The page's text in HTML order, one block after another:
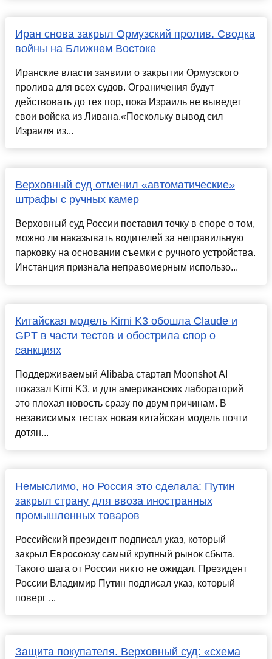
Иран снова закрыл Ормузский пролив. Сводка
войны на Ближнем Востоке
Иранские власти заявили о закрытии Ормузского
пролива для всех судов. Ограничения будут
действовать до тех пор, пока Израиль не выведет
свои войска из Ливана.«Поскольку вывод сил
Израиля из...
Верховный суд отменил «автоматические»
штрафы с ручных камер
Верховный суд России поставил точку в споре о том,
можно ли наказывать водителей за неправильную
парковку на основании съемки с ручного устройства.
Инстанция признала неправомерным использо...
Китайская модель Kimi K3 обошла Claude и
GPT в части тестов и обострила спор о
санкциях
Поддерживаемый Alibaba стартап Moonshot AI
показал Kimi K3, и для американских лабораторий
это плохая новость сразу по двум причинам. В
независимых тестах новая китайская модель почти
дотян...
Немыслимо, но Россия это сделала: Путин
закрыл страну для ввоза иностранных
промышленных товаров
Российский президент подписал указ, который
закрыл Евросоюзу самый крупный рынок сбыта.
Такого шага от России никто не ожидал. Президент
России Владимир Путин подписал указ, который
поверг ...
Защита покупателя. Верховный суд: «схема